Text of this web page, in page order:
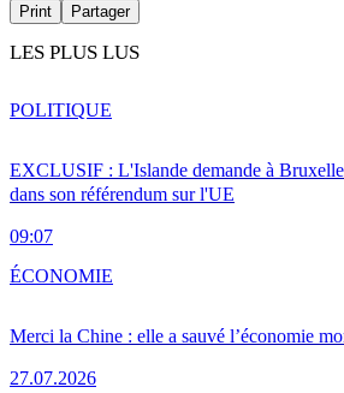
Print Partager
LES PLUS LUS
EXCLUSIF : L'Islande demande à
dans son référendum sur l'UE
09:07
POLITIQUE
Merci la Chine : elle a sauvé l’économie
27.07.2026
ÉCONOMIE